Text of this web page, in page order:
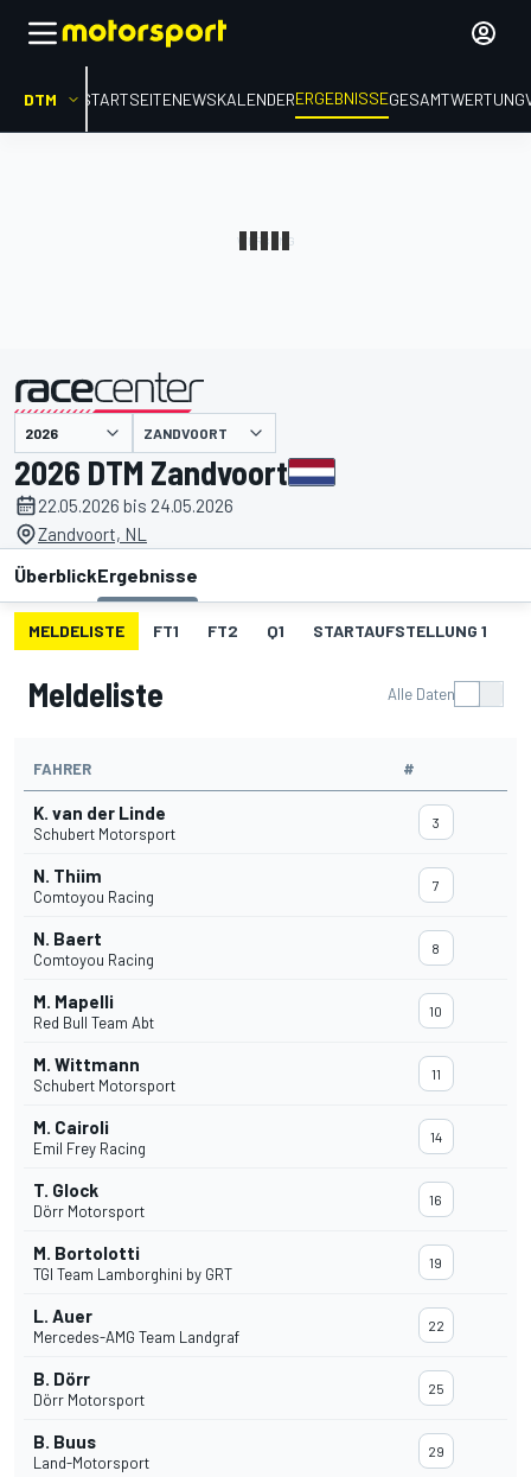
DTM STARTSEITENEWSKALENDERERGEBNISSEGESAMTWERTUNG
ZANDVOORT
2026 DTM Zandvoort
22.05.2026 bis 24.05.2026
Zandvoort, NL
ÜberblickErgebnisse
MELDELISTE FT1 FT2 Q1 STARTAUFSTELLUNG 1
Meldeliste Alle Daten
FAHRER #
K. van der Linde
Schubert Motorsport
3
N. Thiim
Comtoyou Racing
7
N. Baert
Comtoyou Racing
8
M. Mapelli
Red Bull Team Abt
10
M. Wittmann
Schubert Motorsport
11
M. Cairoli
Emil Frey Racing
14
T. Glock
Dörr Motorsport
16
M. Bortolotti
TGI Team Lamborghini by GRT
19
L. Auer
Mercedes-AMG Team Landgraf
22
B. Dörr
Dörr Motorsport
25
B. Buus
Land-Motorsport
29